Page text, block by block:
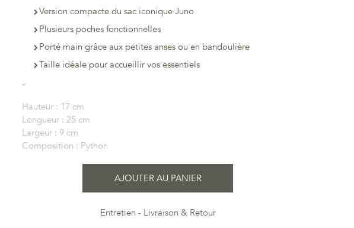
Version compacte du sac iconique Juno
Plusieurs poches fonctionnelles
Porté main grâce aux petites anses ou en bandoulière
Taille idéale pour accueillir vos essentiels
Hauteur : 17 cm
Longueur : 25 cm
Largeur : 9 cm
Composition : Python
AJOUTER AU PANIER
Entretien
Livraison & Retour